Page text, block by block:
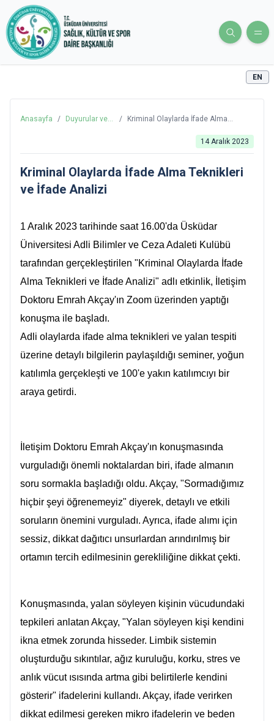
EN
Anasayfa /
Duyurular ve
/
Kriminal Olaylarda İfade Alma
14 Aralık 2023
Kriminal Olaylarda İfade Alma Teknikleri
ve İfade Analizi
1 Aralık 2023 tarihinde saat 16.00'da Üsküdar
Üniversitesi Adli Bilimler ve Ceza Adaleti Kulübü
tarafından gerçekleştirilen "Kriminal Olaylarda İfade
Alma Teknikleri ve İfade Analizi" adlı etkinlik, İletişim
Doktoru Emrah Akçay'ın Zoom üzerinden yaptığı
konuşma ile başladı.
Adli olaylarda ifade alma teknikleri ve yalan tespiti
üzerine detaylı bilgilerin paylaşıldığı seminer, yoğun
katılımla gerçekleşti ve 100'e yakın katılımcıyı bir
araya getirdi.
İletişim Doktoru Emrah Akçay'ın konuşmasında
vurguladığı önemli noktalardan biri, ifade almanın
soru sormakla başladığı oldu. Akçay, "Sormadığımız
hiçbir şeyi öğrenemeyiz" diyerek, detaylı ve etkili
soruların önemini vurguladı. Ayrıca, ifade alımı için
sessiz, dikkat dağıtıcı unsurlardan arındırılmış bir
ortamın tercih edilmesinin gerekliliğine dikkat çekti.
Konuşmasında, yalan söyleyen kişinin vücudundaki
tepkileri anlatan Akçay, "Yalan söyleyen kişi kendini
ikna etmek zorunda hisseder. Limbik sistemin
oluşturduğu sıkıntılar, ağız kuruluğu, korku, stres ve
anlık vücut ısısında artma gibi belirtilerle kendini
gösterir" ifadelerini kullandı. Akçay, ifade verirken
dikkat edilmesi gereken mikro ifadelerin ve beden